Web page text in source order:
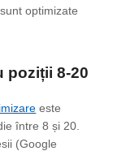
optimizate
poziții 8-20
este
între 8 și 20.
(Google